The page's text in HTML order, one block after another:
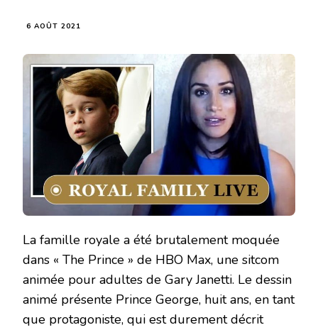
6 AOÛT 2021
La famille royale a été brutalement moquée
dans « The Prince » de HBO Max, une sitcom
animée pour adultes de Gary Janetti. Le dessin
animé présente Prince George, huit ans, en tant
que protagoniste, qui est durement décrit